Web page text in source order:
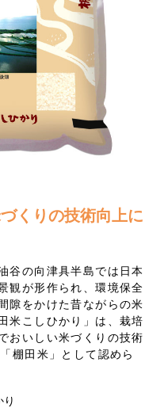
くりの技術向上に
谷の向津具半島では日本
観が形作られ、環境保全
隙をかけた昔ながらの米
米こしひかり」は、栽培
おいしい米づくりの技術
棚田米」として認めら